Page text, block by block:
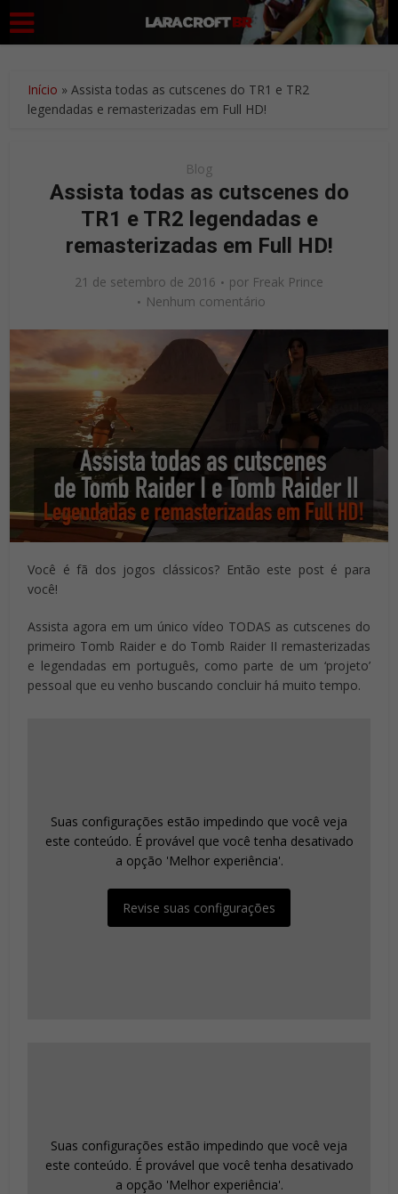
Início »Assista todas as cutscenes do TR1 e TR2
legendadas e remasterizadas em Full HD!
Blog
Assista todas as cutscenes do
TR1 e TR2 legendadas e
remasterizadas em Full HD!
21 de setembro de 2016 por Freak Prince
Nenhum comentário
Você é fã dos jogos clássicos? Então este post é para
você!
Assista agora em um único vídeo TODAS as cutscenes do
primeiro Tomb Raider e do Tomb Raider II remasterizadas
e legendadas em português, como parte de um ‘projeto’
pessoal que eu venho buscando concluir há muito tempo.
Suas configurações estão impedindo que você veja
este conteúdo. É provável que você tenha desativado
a opção 'Melhor experiência'.
Revise suas configurações
Suas configurações estão impedindo que você veja
este conteúdo. É provável que você tenha desativado
a opção 'Melhor experiência'.